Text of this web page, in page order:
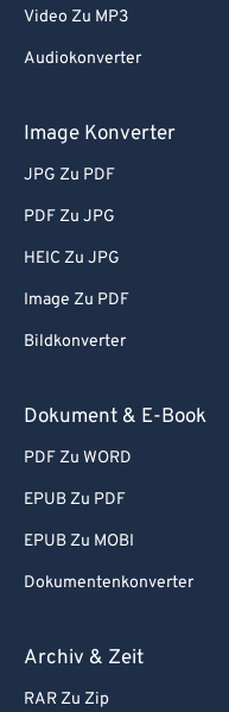
Video Zu MP3
Audiokonverter
Image Konverter
JPG Zu PDF
PDF Zu JPG
HEIC Zu JPG
Image Zu PDF
Bildkonverter
Dokument & E-Book
PDF Zu WORD
EPUB Zu PDF
EPUB Zu MOBI
Dokumentenkonverter
Archiv & Zeit
RAR Zu Zip